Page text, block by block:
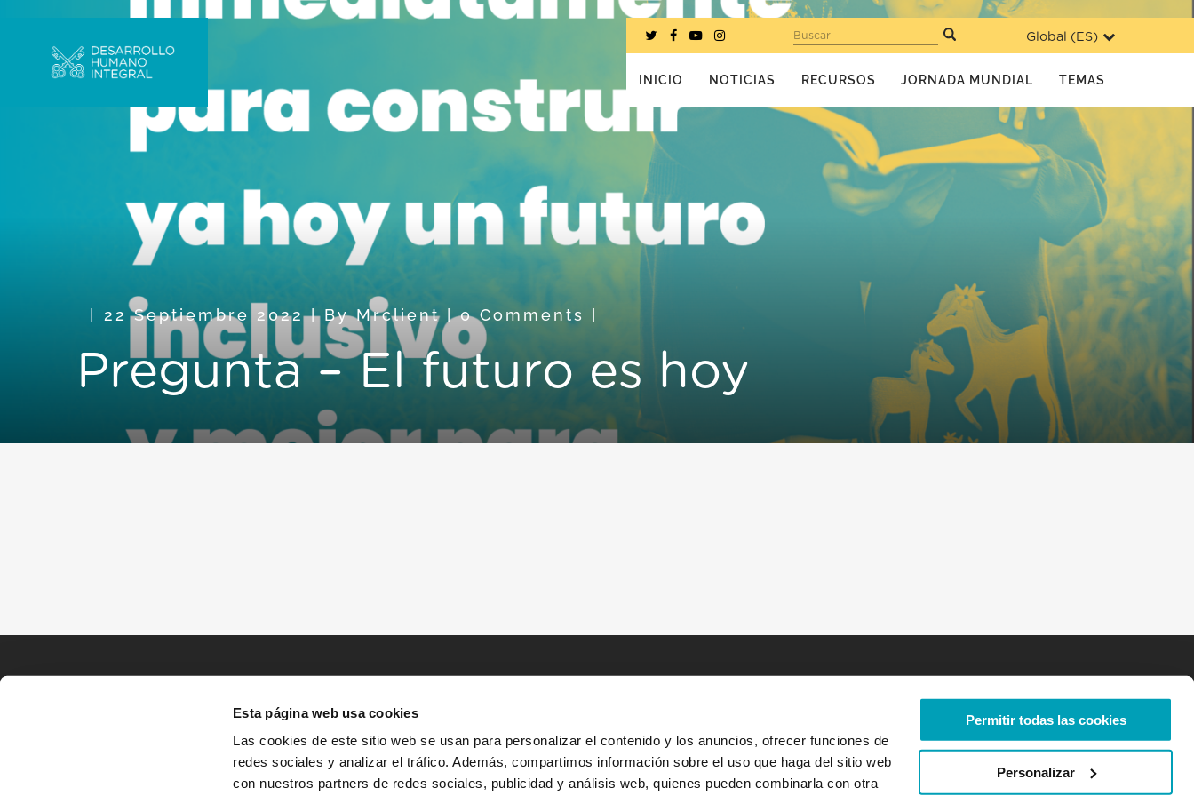
Esta página web usa cookies
Las cookies de este sitio web se usan para personalizar el contenido y los anuncios, ofrecer funciones de
redes sociales y analizar el tráfico. Además, compartimos información sobre el uso que haga del sitio web
con nuestros partners de redes sociales, publicidad y análisis web, quienes pueden combinarla con otra
Permitir todas las cookies
Personalizar
Global (ES)
Buscar
INICIO NOTICIAS RECURSOS JORNADA MUNDIAL TEMAS
22 Septiembre 2022| ByMrclient | 0 Comments
Pregunta – El futuro es hoy
INICIO HISTORIAS RECURSOS